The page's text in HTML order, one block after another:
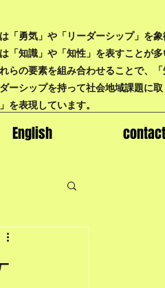
「勇気」や「リーダーシップ」を象
「知識」や「知性」を表すことが多
らの要素を組み合わせることで、「
ーシップを持って社会地域課題に取
を表現しています。
English